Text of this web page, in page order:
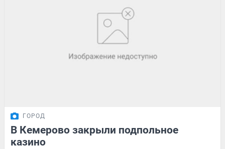
ГОРОД
В Кемерово закрыли подпольное
казино